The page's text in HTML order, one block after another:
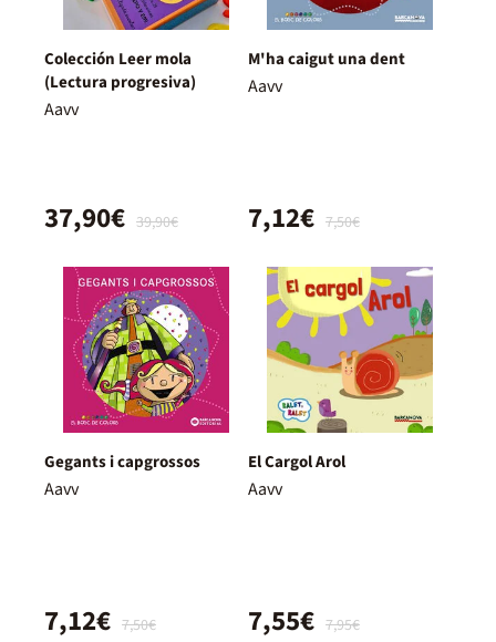
Colección Leer mola
(Lectura progresiva)
Aavv
39,90€
37,90€
M'ha caigut una dent
Aavv
7,50€
7,12€
Gegants i capgrossos
Aavv
7,50€
7,12€
El Cargol Arol
Aavv
7,95€
7,55€